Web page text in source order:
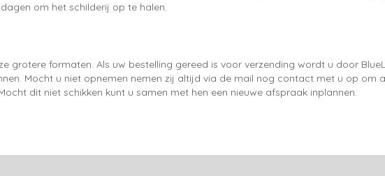
om het schilderij op te halen.
grotere formaten. Als uw bestelling gereed is voor verzending wordt u door
Mocht u niet opnemen nemen zij altijd via de mail nog contact met u op om
dit niet schikken kunt u samen met hen een nieuwe afspraak inplannen.